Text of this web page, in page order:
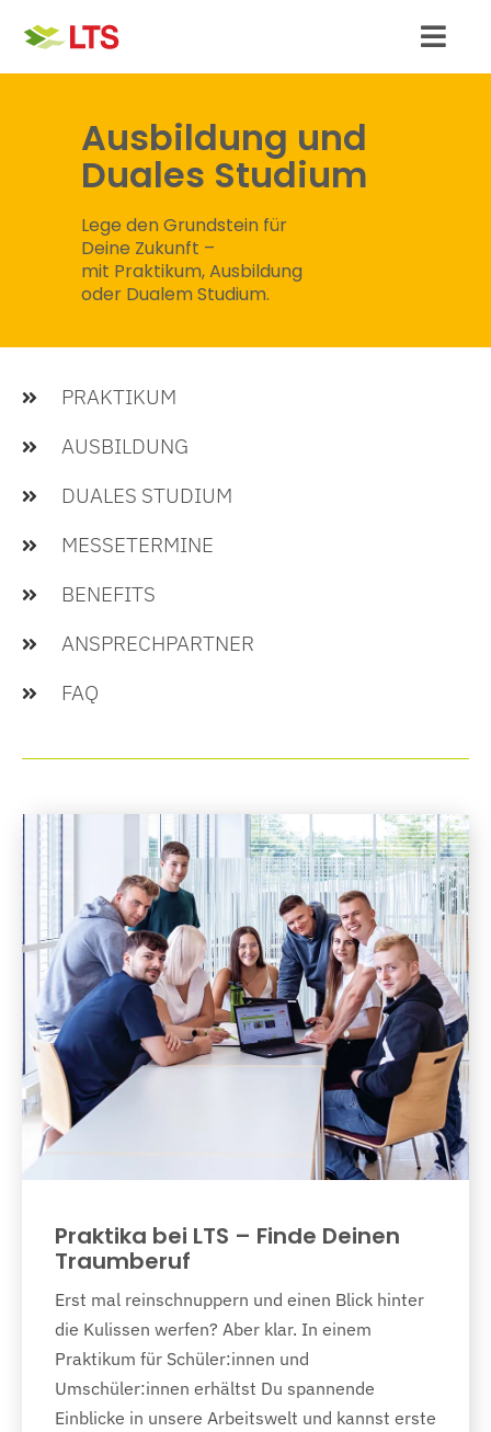
content
Student:innen
Absolvent:innen & Berufserfahrene
Bewerbung & Hilfe
Ausbildung und
Duales Studium
Lege den Grundstein für
Deine Zukunft –
mit Praktikum, Ausbildung
oder Dualem Studium.
PRAKTIKUM
AUSBILDUNG
DUALES STUDIUM
MESSETERMINE
BENEFITS
ANSPRECHPARTNER
FAQ
Praktika bei LTS – Finde Deinen
Traumberuf
Erst mal reinschnuppern und einen Blick hinter
die Kulissen werfen? Aber klar. In einem
Praktikum für Schüler:innen und
Umschüler:innen erhältst Du spannende
Einblicke in unsere Arbeitswelt und kannst erste